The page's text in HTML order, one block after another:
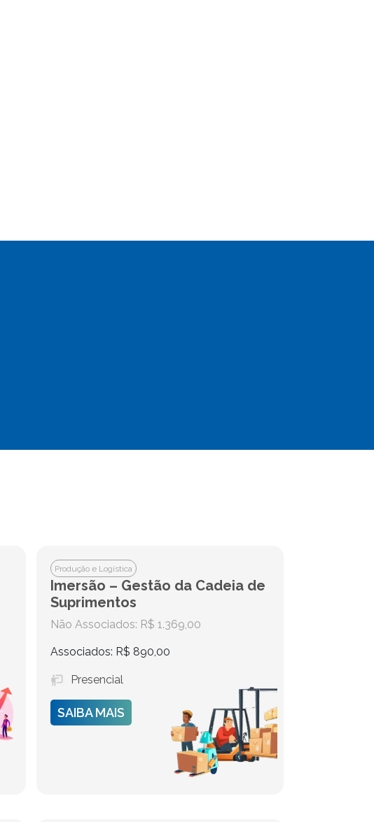
Produção e Logística
Imersão – Gestão da Cadeia de
Suprimentos
Não Associados: R$ 1.369,00
Associados: R$ 890,00
Presencial
SAIBA MAIS